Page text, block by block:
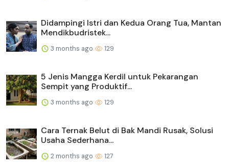
Didampingi Istri dan Kedua Orang Tua, Mantan
Mendikbudristek...
3 months ago 129
5 Jenis Mangga Kerdil untuk Pekarangan
Sempit yang Produktif...
3 months ago 129
Cara Ternak Belut di Bak Mandi Rusak, Solusi
Usaha Sederhana...
2 months ago 127